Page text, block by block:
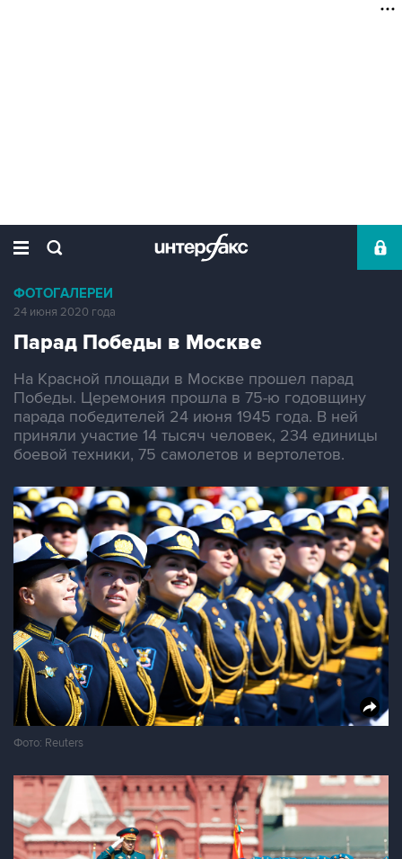
ФОТОГАЛЕРЕИ
24 июня 2020 года
Парад Победы в Москве
На Красной площади в Москве прошел парад
Победы. Церемония прошла в 75-ю годовщину
парада победителей 24 июня 1945 года. В ней
приняли участие 14 тысяч человек, 234 единицы
боевой техники, 75 самолетов и вертолетов.
Фото: Reuters